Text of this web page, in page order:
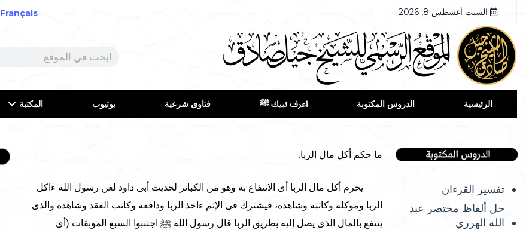
السبت أغسطس 8, 2026 Français
الرئيسية الدروس المكتوبة اعرف نبيك ﷺ فتاوى شرعية يوتيوب المكتبة
تفسير القرءان
حل ألفاظ مختصر عبد
الله الهرري
ما حكم أكل مال الربا.
يحرم أكل مال الربا أى الانتفاع به وهو من الكبائر لحديث أبى داود لعن رسول الله ءاكل
الربا وموكله وكاتبه وشاهده، فيشترك فى الإثم ءاخذ الربا ودافعه وكاتب العقد وشاهده والذى
ينتفع بالمال الذى يصل إليه بطريق الربا قال رسول الله ﷺ اجتنبوا السبع الموبقات (أى